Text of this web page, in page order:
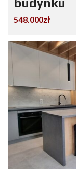
budynku
548.000zł